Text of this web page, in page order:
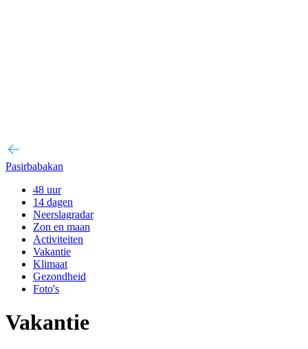
Pasirbabakan
48 uur
14 dagen
Neerslagradar
Zon en maan
Activiteiten
Vakantie
Klimaat
Gezondheid
Foto's
Vakantie